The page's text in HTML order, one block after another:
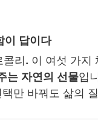
이 답이다
리. 이 여섯 가지
는 자연의 선물입
만 바꿔도 삶의